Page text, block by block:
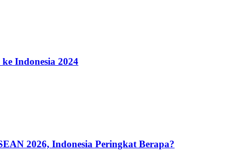
Indonesia 2024
2026, Indonesia Peringkat Berapa?